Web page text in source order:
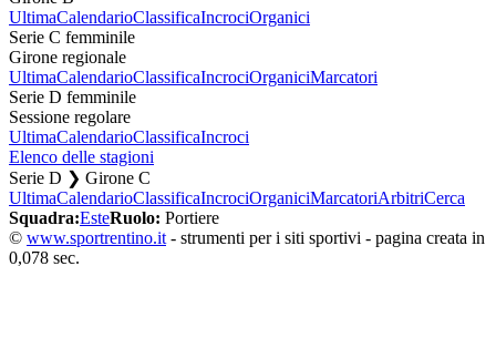
UltimaCalendarioClassificaIncrociOrganici
Serie C femminile
Girone regionale
UltimaCalendarioClassificaIncrociOrganiciMarcatori
Serie D femminile
Sessione regolare
UltimaCalendarioClassificaIncroci
Elenco delle stagioni
Serie D ❯ Girone C
UltimaCalendarioClassificaIncrociOrganiciMarcatoriArbitriCerca
Squadra:EsteRuolo: Portiere
© www.sportrentino.it - strumenti per i siti sportivi - pagina creata in
0,078 sec.